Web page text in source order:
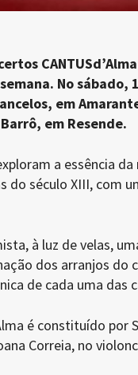
No sábado,
em
em Resende.
a essência
do século XIII, com
à luz de velas,
dos arranjos do
de cada uma das
é constituído por
Correia, no